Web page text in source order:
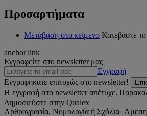
Προσαρτήματα
Μετάβαση στο κείμενο Κατεβάστε το
anchor link
Εγγραφείτε στο newsletter μας
Εγγραφή
Εγγραφήκατε επιτυχώς στο newsletter!
Η εγγραφή στο newsletter απέτυχε.
Δημοσιεύστε στην Qualex
Αρθρογραφία, Νομολογία ή Σχόλια |